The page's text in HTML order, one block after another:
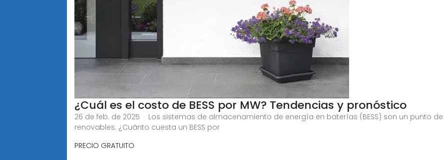
¿Cuál es el costo de BESS por MW? Tendencias y pronóstico
26 de feb. de 2025 · Los sistemas de almacenamiento de energía en baterías (BESS) son un punto
renovables. ¿Cuánto cuesta un BESS por
PRECIO GRATUITO